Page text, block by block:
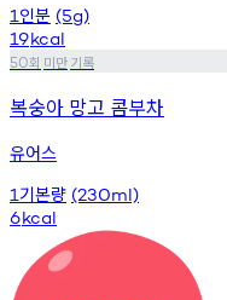
1 인분 (5g)
19kcal
50회 미만기록
복숭아 망고 콤부차
유어스
1 기본량 (230ml)
6kcal